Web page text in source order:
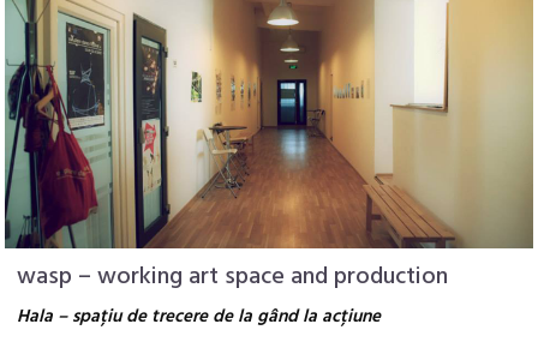
wasp – working art space and production
Hala – spațiu de trecere de la gând la acțiune